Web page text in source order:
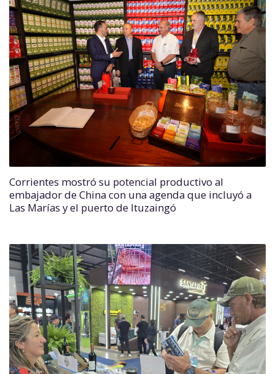
Corrientes mostró su potencial productivo al
embajador de China con una agenda que incluyó a
Las Marías y el puerto de Ituzaingó